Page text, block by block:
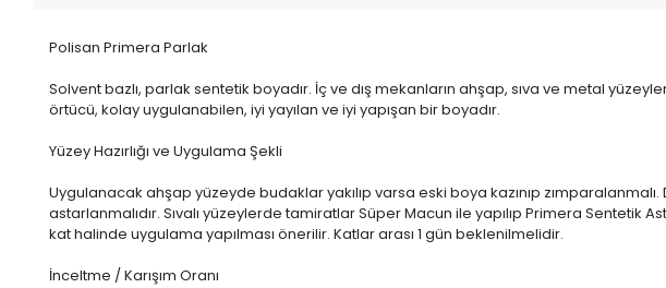
Polisan Primera Parlak
Solvent bazlı, parlak sentetik boyadır. İç ve dış mekanların ahşap, sıva ve metal
örtücü, kolay uygulanabilen, iyi yayılan ve iyi yapışan bir boyadır.
Yüzey Hazırlığı ve Uygulama Şekli
Uygulanacak ahşap yüzeyde budaklar yakılıp varsa eski boya kazınıp
astarlanmalıdır. Sıvalı yüzeylerde tamiratlar Süper Macun ile yapılıp Primera
kat halinde uygulama yapılması önerilir. Katlar arası 1 gün beklenilmelidir.
İnceltme / Karışım Oranı